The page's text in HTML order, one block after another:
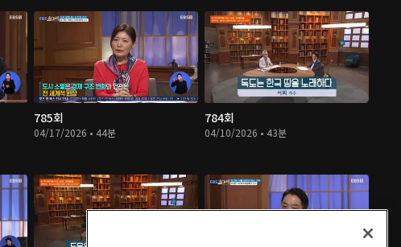
785회
04/17/2026 • 44분
784회
04/10/2026 • 43분